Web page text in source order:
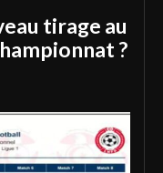
tirage au
?